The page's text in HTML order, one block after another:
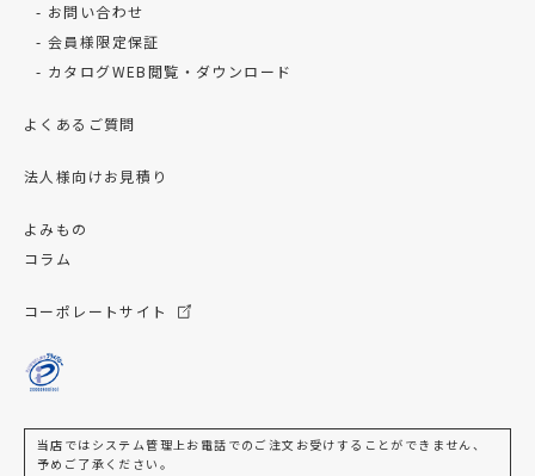
お問い合わせ
会員様限定保証
カタログWEB閲覧・ダウンロード
よくあるご質問
法人様向けお見積り
よみもの
コラム
コーポレートサイト
当店ではシステム管理上お電話でのご注文お受けすることができません、
予めご了承ください。